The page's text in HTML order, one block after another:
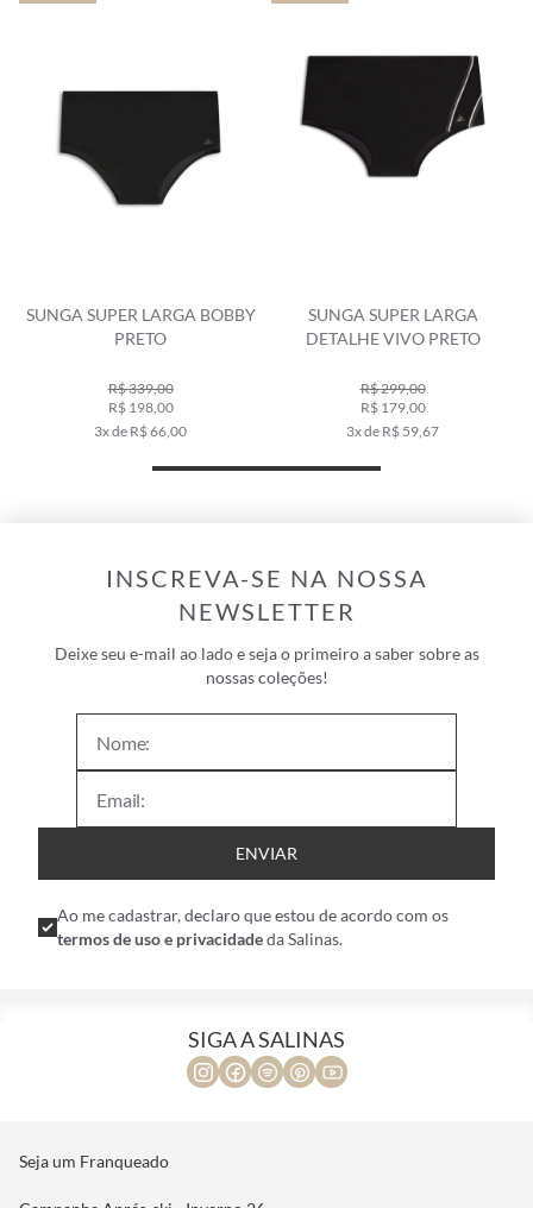
SUNGA SUPER LARGA BOBBY
PRETO
R$ 339,00
R$ 198,00
3x de R$ 66,00
SUNGA SUPER LARGA
DETALHE VIVO PRETO
R$ 299,00
R$ 179,00
3x de R$ 59,67
INSCREVA-SE NA NOSSA
NEWSLETTER
Deixe seu e-mail ao lado e seja o primeiro a saber sobre as
nossas coleções!
ENVIAR
Ao me cadastrar, declaro que estou de acordo com os
termos de uso e privacidadeda Salinas.
SIGA A SALINAS
Seja um Franqueado